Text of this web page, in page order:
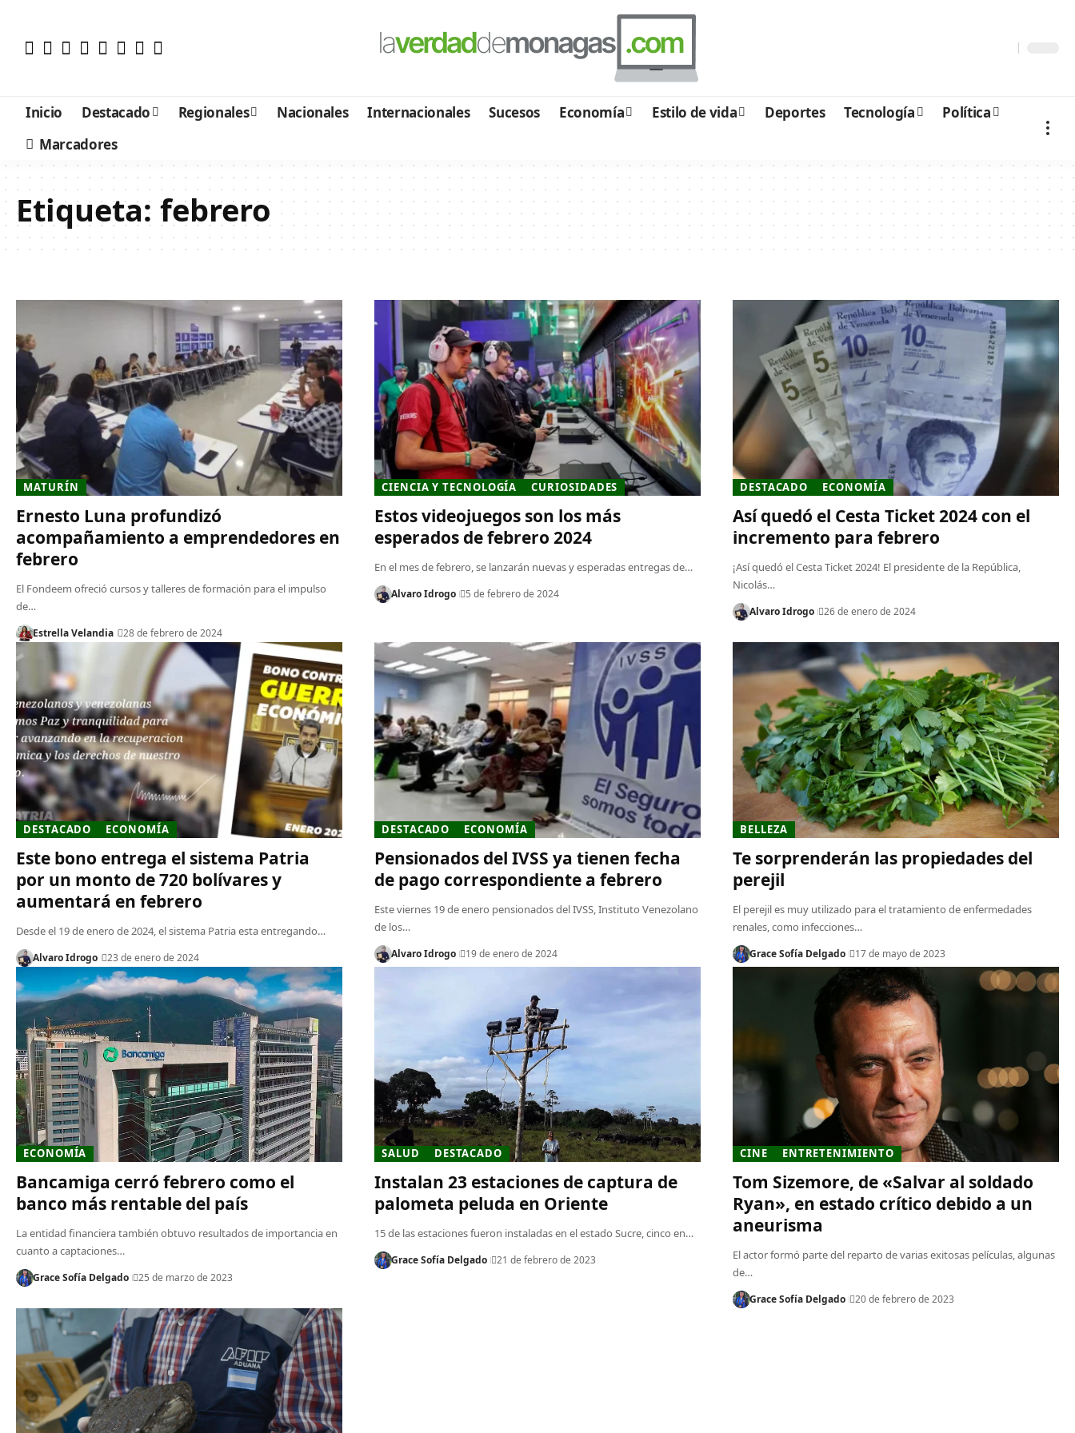
Inicio Destacado Regionales Nacionales Internacionales Sucesos Economía Estilo de vida Deportes Tecnología
Política
Marcadores
Etiqueta: febrero
MATURÍN
Ernesto Luna profundizó
acompañamiento a emprendedores en
febrero
El Fondeem ofreció cursos y talleres de formación para el impulso
de…
Estrella Velandia 28 de febrero de 2024
CIENCIA Y TECNOLOGÍA CURIOSIDADES
Estos videojuegos son los más
esperados de febrero 2024
En el mes de febrero, se lanzarán nuevas y esperadas entregas de…
Alvaro Idrogo 5 de febrero de 2024
DESTACADO ECONOMÍA
Así quedó el Cesta Ticket 2024 con el
incremento para febrero
¡Así quedó el Cesta Ticket 2024! El presidente de la República,
Nicolás…
Alvaro Idrogo 26 de enero de 2024
DESTACADO ECONOMÍA
Este bono entrega el sistema Patria
por un monto de 720 bolívares y
aumentará en febrero
Desde el 19 de enero de 2024, el sistema Patria esta entregando…
Alvaro Idrogo 23 de enero de 2024
DESTACADO ECONOMÍA
Pensionados del IVSS ya tienen fecha
de pago correspondiente a febrero
Este viernes 19 de enero pensionados del IVSS, Instituto Venezolano
de los…
Alvaro Idrogo 19 de enero de 2024
BELLEZA
Te sorprenderán las propiedades del
perejil
El perejil es muy utilizado para el tratamiento de enfermedades
renales, como infecciones…
Grace Sofía Delgado 17 de mayo de 2023
ECONOMÍA
Bancamiga cerró febrero como el
banco más rentable del país
La entidad financiera también obtuvo resultados de importancia en
cuanto a captaciones…
Grace Sofía Delgado 25 de marzo de 2023
SALUD DESTACADO
Instalan 23 estaciones de captura de
palometa peluda en Oriente
15 de las estaciones fueron instaladas en el estado Sucre, cinco en…
Grace Sofía Delgado 21 de febrero de 2023
CINE ENTRETENIMIENTO
Tom Sizemore, de «Salvar al soldado
Ryan», en estado crítico debido a un
aneurisma
El actor formó parte del reparto de varias exitosas películas, algunas
de…
Grace Sofía Delgado 20 de febrero de 2023